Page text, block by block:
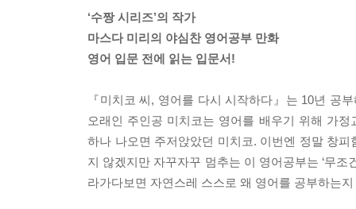
‘수짱 시리즈’의 작가
마스다 미리의 야심찬 영어공부 만화
영어 입문 전에 읽는 입문서!
『미치코 씨, 영어를 다시 시작하다』는 10년 공
오래인 주인공 미치코는 영어를 배우기 위해 가
하나 나오면 주저앉았던 미치코. 이번엔 정말 창
지 않겠지만 자꾸자꾸 멈추는 이 영어공부는 ‘무
라가다보면 자연스레 스스로 왜 영어를 공부하는